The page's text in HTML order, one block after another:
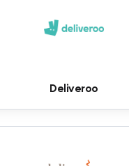
Deliveroo